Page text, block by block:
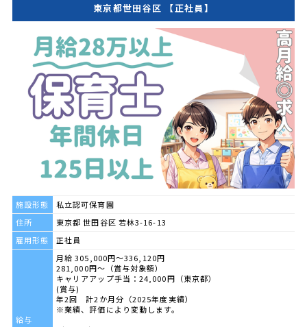
東京都世田谷区 【正社員】
施設形態
私立認可保育園
住所
東京都 世田谷区 若林3-16-13
雇用形態
正社員
給与
月給 305,000円～336,120円
281,000円～（賞与対象額）
キャリアアップ手当：24,000円（東京都）
(賞与)
年2回 計2か月分（2025年度実績）
※業績、評価により変動します。